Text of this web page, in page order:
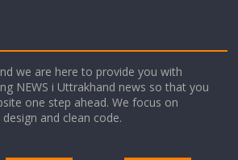
मुख्यमंत्री ने प्रदान की विभिन्न विकास योजनाओं एवं निर्माण कार्यों के
लिए ₹ 227 करोड़ की वित्तीय स्वीकृति
August 1, 2026
we are here to provide you with
NEWS i Uttrakhand news so that you
one step ahead. We focus on
and clean code.